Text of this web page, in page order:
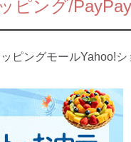
ピング/
ピングモールYahoo!